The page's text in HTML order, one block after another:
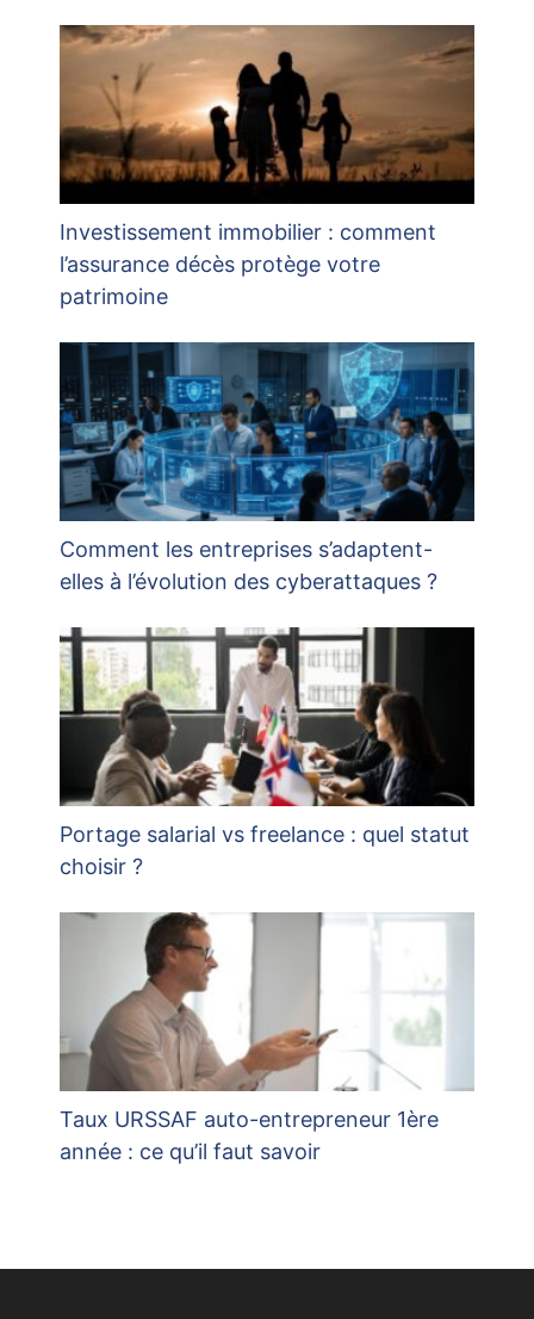
Investissement immobilier : comment
l’assurance décès protège votre
patrimoine
Comment les entreprises s’adaptent-
elles à l’évolution des cyberattaques ?
Portage salarial vs freelance : quel statut
choisir ?
Taux URSSAF auto-entrepreneur 1ère
année : ce qu’il faut savoir